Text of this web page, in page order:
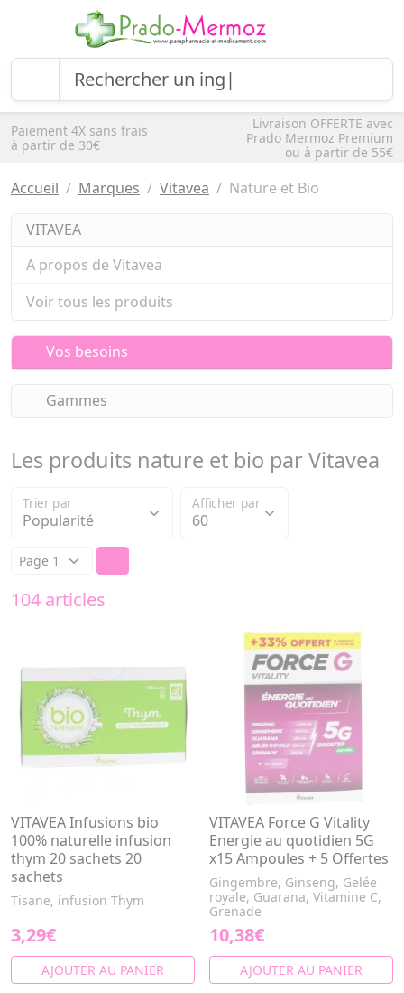
Paiement 4X sans frais
à partir de 30€
Livraison OFFERTE avec
Prado Mermoz Premium
ou à partir de 55€
Accueil Marques Vitavea Nature et Bio
VITAVEA
A propos de Vitavea
Voir tous les produits
Vos besoins
Gammes
Les produits nature et bio par Vitavea
Trier par Afficher par
104 articles
VITAVEA Infusions bio
100% naturelle infusion
thym 20 sachets 20
sachets
Tisane, infusion Thym
3,29€
AJOUTER AU PANIER
VITAVEA Force G Vitality
Energie au quotidien 5G
x15 Ampoules + 5 Offertes
Gingembre, Ginseng, Gelée
royale, Guarana, Vitamine C,
Grenade
10,38€
AJOUTER AU PANIER